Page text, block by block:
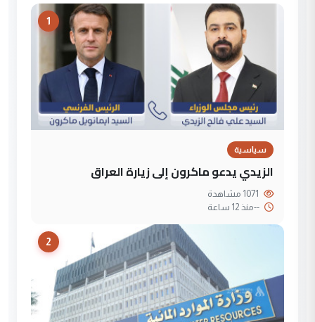
1
سياسية
الزيدي يدعو ماكرون إلى زيارة العراق
--منذ 12 ساعة
2